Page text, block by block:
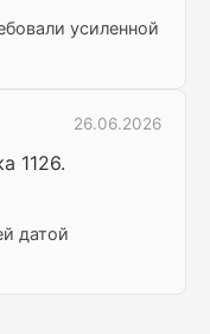
усиленной
26.06.2026
1126.
датой